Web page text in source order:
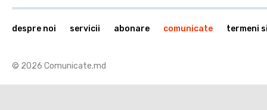
© 2026 Comunicate.md
despre noi servicii abonare comunicate termeni